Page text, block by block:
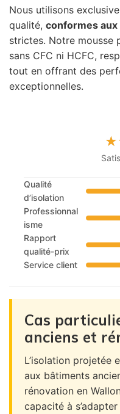
Nous utilisons
qualité, conformes
strictes. Notre mousse
sans CFC ni HCFC,
tout en offrant des
exceptionnelles.
Qualité
d’isolation
Professionnal
isme
Rapport
qualité-prix
Service client
Cas
anciens et
L’isolation projetée
aux bâtiments
rénovation en
capacité à